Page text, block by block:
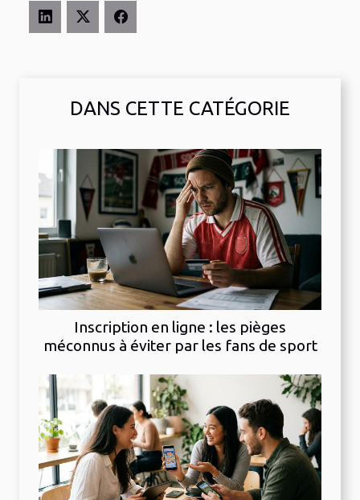
DANS CETTE CATÉGORIE
Inscription en ligne : les pièges
méconnus à éviter par les fans de sport